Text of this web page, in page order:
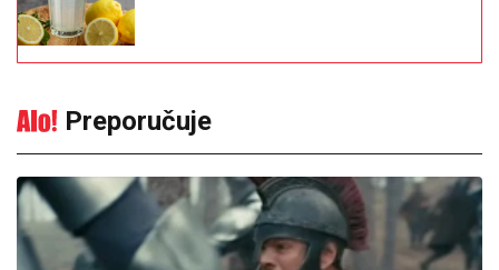
Preporučuje